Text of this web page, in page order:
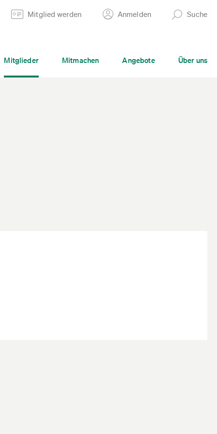
Mitglied werden Anmelden Suche
Mitglieder Mitmachen Angebote Über uns